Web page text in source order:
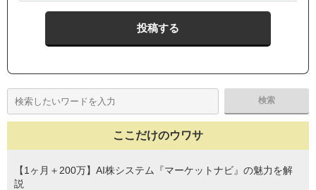
ここだけのウワサ
【1ヶ月＋200万】AI株システム『マーケットナビ』の魅力を解
説